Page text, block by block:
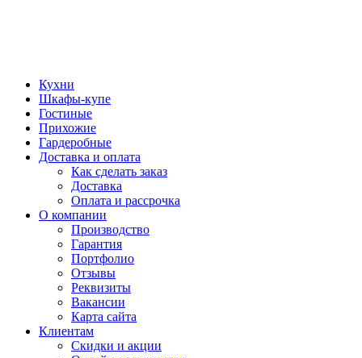
Кухни
Шкафы-купе
Гостиные
Прихожие
Гардеробные
Доставка и оплата
Как сделать заказ
Доставка
Оплата и рассрочка
О компании
Производство
Гарантия
Портфолио
Отзывы
Реквизиты
Вакансии
Карта сайта
Клиентам
Скидки и акции